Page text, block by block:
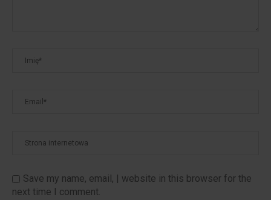
Save my name, email, | website in this browser for the
next time I comment.